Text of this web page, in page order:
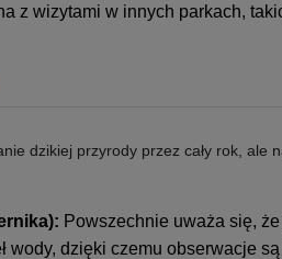
z wizytami w innych parkach,
dzikiej przyrody przez cały rok, ale
Powszechnie uważa się,
wody, dzięki czemu obserwacje